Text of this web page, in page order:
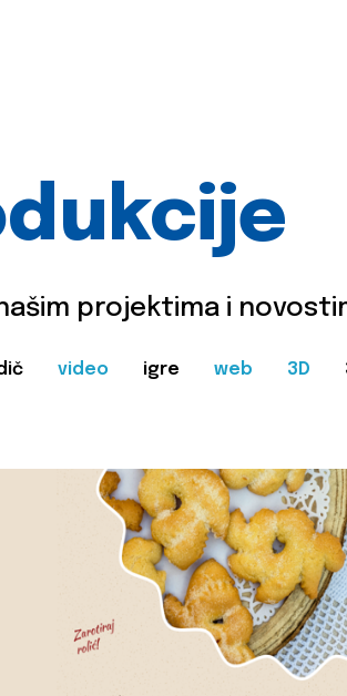
projektima i
video igre web 3D